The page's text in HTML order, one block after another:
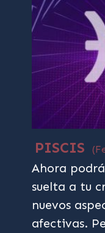
PISCIS
Ahora
suelta a tu
nuevos
afectivas.